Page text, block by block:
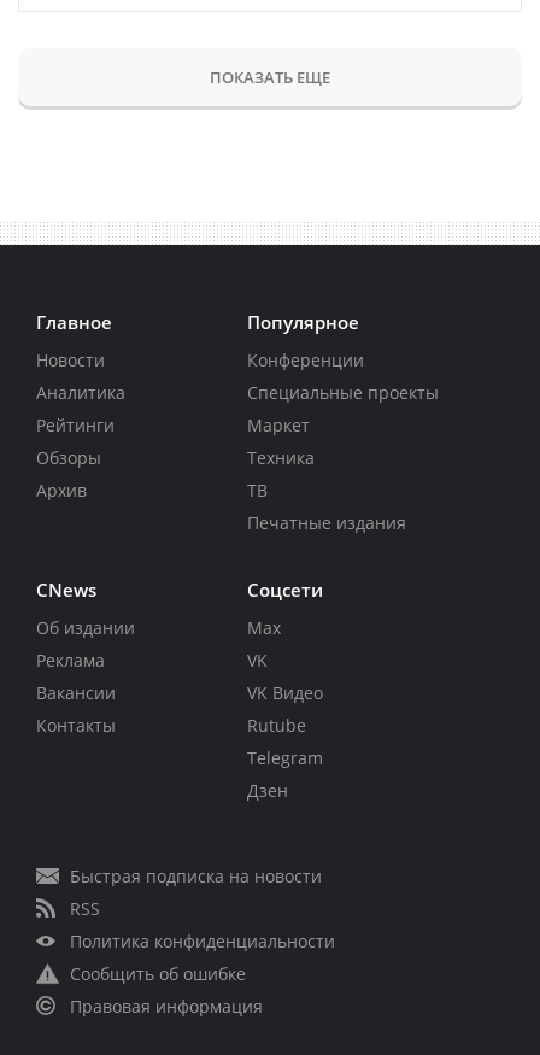
ПОКАЗАТЬ ЕЩЕ
Главное
Новости
Аналитика
Рейтинги
Обзоры
Архив
Популярное
Конференции
Специальные проекты
Маркет
Техника
ТВ
Печатные издания
CNews
Об издании
Реклама
Вакансии
Контакты
Соцсети
Max
VK
VK Видео
Rutube
Telegram
Дзен
Быстрая подписка на новости
RSS
Политика конфиденциальности
Сообщить об ошибке
Правовая информация